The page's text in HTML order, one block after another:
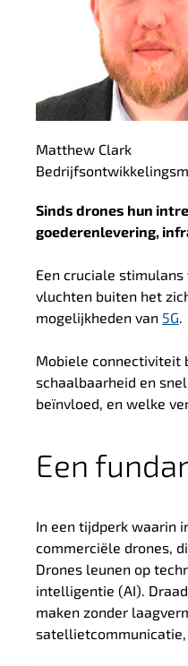
Matthew Clark
Sinds drones hun
goederenlevering,
Een cruciale
vluchten buiten het
mogelijkheden van 5G.
Mobiele connectiviteit
schaalbaarheid en
beïnvloed, en welke
Een
In een tijdperk waarin
commerciële drones,
Drones leunen op
intelligentie (AI).
maken zonder